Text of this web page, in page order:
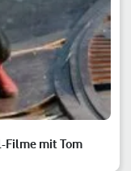
Filme mit Tom